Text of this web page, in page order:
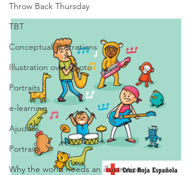
Throw Back Thursday
TBT
Conceptual illustrations
Illustration over photo
Portraits
e-learning
Ajudaris
Portraits
Why the world needs an illustration